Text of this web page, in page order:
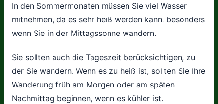
In den Sommermonaten müssen Sie viel Wasser
mitnehmen, da es sehr heiß werden kann, besonders
wenn Sie in der Mittagssonne wandern.
Sie sollten auch die Tageszeit berücksichtigen, zu
der Sie wandern. Wenn es zu heiß ist, sollten Sie Ihre
Wanderung früh am Morgen oder am späten
Nachmittag beginnen, wenn es kühler ist.